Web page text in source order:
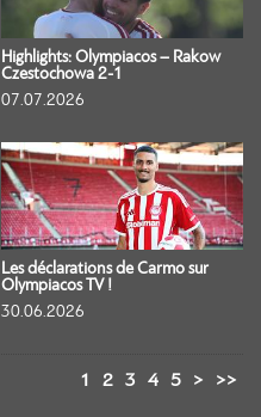
Highlights: Olympiacos – Rakow
Czestochowa 2-1
07.07.2026
Les déclarations de Carmo sur
Olympiacos TV !
30.06.2026
1 2 3 4 5 > >>